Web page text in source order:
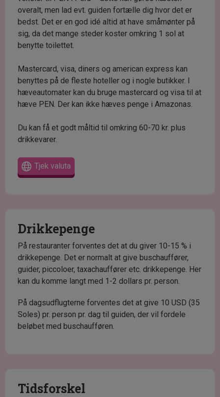
overalt, men lad evt. guiden fortælle dig hvor det er
bedst. Det er en god idé altid at have småmønter på
sig, da det mange steder koster omkring 1 sol at
benytte toilettet.
Mastercard, visa, diners og american express kan
benyttes på de fleste hoteller og i nogle butikker. I
hæveautomater kan du bruge mastercard og visa til at
hæve PEN. Der kan ikke hæves penge i Amazonas.
Du kan få et godt måltid til omkring 60-70 kr. plus
drikkevarer.
Tjek valuta
Drikkepenge
På restauranter forventes det at du giver 10-15 % i
drikkepenge. Det er normalt at give buschauffører,
guider, piccoloer, taxachauffører etc. drikkepenge. Her
kan du komme langt med 1-2 dollars pr. person.
På dagsudflugterne forventes det at give 10 USD (35
Soles) pr. person pr. dag til guiden, der vil fordele
beløbet med buschaufføren.
Tidsforskel